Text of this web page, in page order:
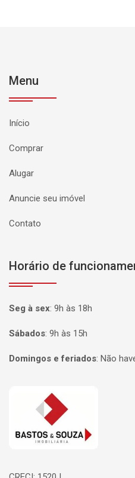
Menu
Início
Comprar
Alugar
Anuncie seu imóvel
Contato
Horário de
Seg à sex: 9h às 18h
Sábados: 9h às 15h
Domingos e feriados: Não
Página inicial